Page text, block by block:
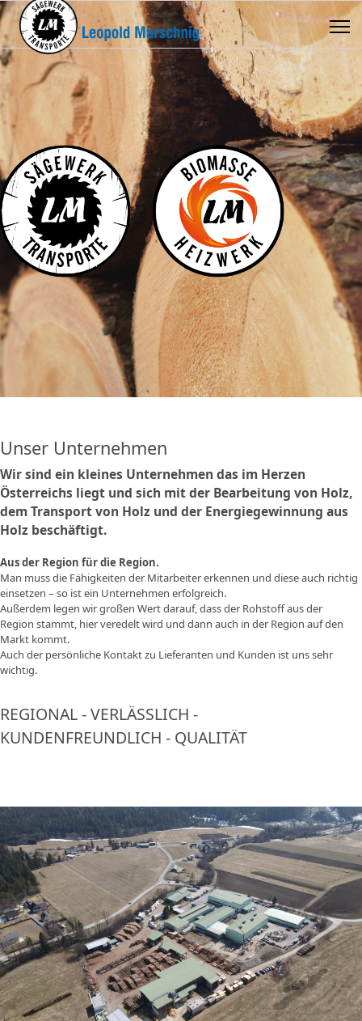
Unser Unternehmen
Wir sind ein kleines Unternehmen das im Herzen
Österreichs liegt und sich mit der Bearbeitung von Holz,
dem Transport von Holz und der Energiegewinnung aus
Holz beschäftigt.
Aus der Region für die Region.
Man muss die Fähigkeiten der Mitarbeiter erkennen und diese auch richtig
einsetzen – so ist ein Unternehmen erfolgreich.
Außerdem legen wir großen Wert darauf, dass der Rohstoff aus der
Region stammt, hier veredelt wird und dann auch in der Region auf den
Markt kommt.
Auch der persönliche Kontakt zu Lieferanten und Kunden ist uns sehr
wichtig.
REGIONAL - VERLÄSSLICH -
KUNDENFREUNDLICH - QUALITÄT